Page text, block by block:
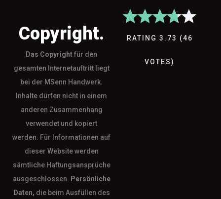
Copyright.
Das Copyrightfür den
gesamten Internetauftritt liegt
bei der MSenn Handwerk.
Inhalte dürfen nicht in einem
anderen Zusammenhang
verwendet und kopiert
werden. Für Informationen auf
dieser Website werden
sämtliche Haftungsansprüche
ausgeschlossen. Persönliche
Daten, die beim Ausfüllen des
RATING 3.73 (46
VOTES)